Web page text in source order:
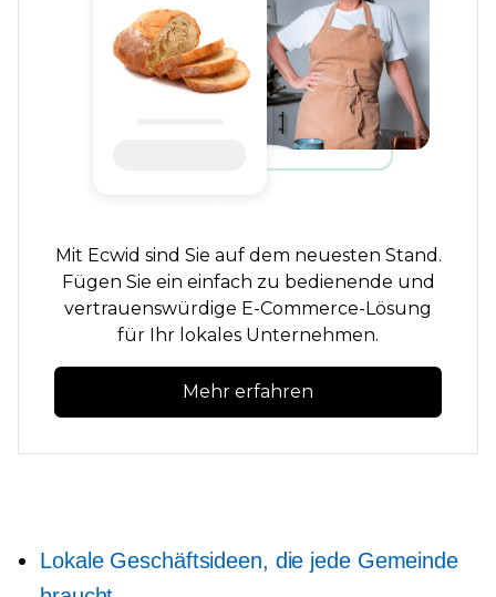
Mit Ecwid sind Sie auf dem neuesten Stand.
Fügen Sie ein einfach zu bedienende und
vertrauenswürdige E-Commerce-Lösung
für Ihr lokales Unternehmen.
Mehr erfahren
Lokale Geschäftsideen, die jede Gemeinde